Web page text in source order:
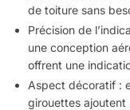
de toiture sans
Précision de
une conception
offrent une
Aspect décoratif :
girouettes ajoutent